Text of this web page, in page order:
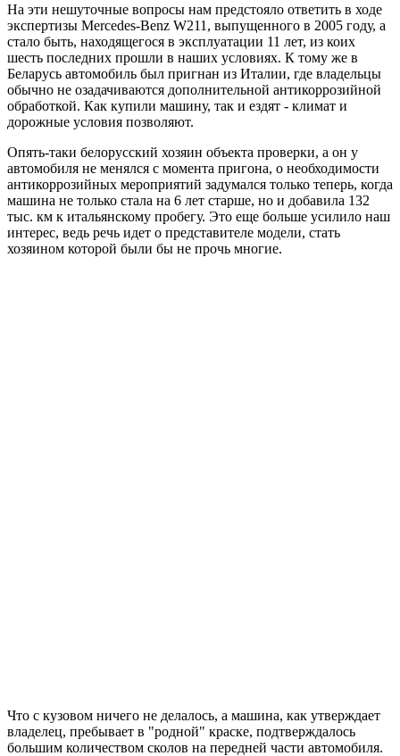
На эти нешуточные вопросы нам предстояло ответить в ходе
экспертизы Mercedes-Benz W211, выпущенного в 2005 году, а
стало быть, находящегося в эксплуатации 11 лет, из коих
шесть последних прошли в наших условиях. К тому же в
Беларусь автомобиль был пригнан из Италии, где владельцы
обычно не озадачиваются дополнительной антикоррозийной
обработкой. Как купили машину, так и ездят - климат и
дорожные условия позволяют.
Опять-таки белорусский хозяин объекта проверки, а он у
автомобиля не менялся с момента пригона, о необходимости
антикоррозийных мероприятий задумался только теперь, когда
машина не только стала на 6 лет старше, но и добавила 132
тыс. км к итальянскому пробегу. Это еще больше усилило наш
интерес, ведь речь идет о представителе модели, стать
хозяином которой были бы не прочь многие.
Что с кузовом ничего не делалось, а машина, как утверждает
владелец, пребывает в "родной" краске, подтверждалось
большим количеством сколов на передней части автомобиля.